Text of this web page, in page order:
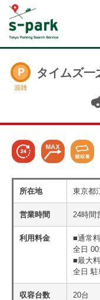
混雑
タイムズ一
所在地 東京都
営業時間 24時間
利用料金
■通常
全日
■最大
全日 駐
収容台数 20台